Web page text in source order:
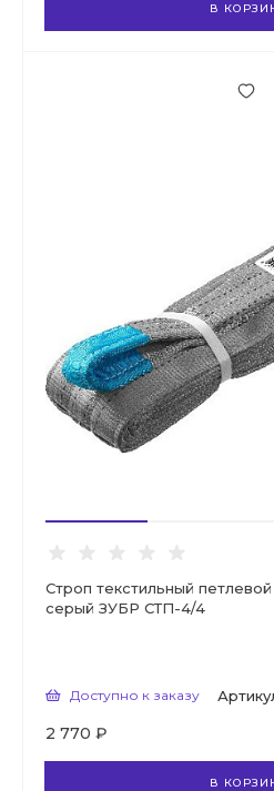
В
Строп текстильный
серый ЗУБР СТП-4/4
Доступно к заказу
2 770 ₽
В